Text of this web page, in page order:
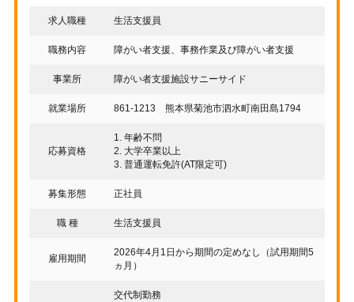
求人職種 生活支援員
職務内容 障がい者支援、事務作業及び障がい者支援
事業所 障がい者支援施設サニーサイド
就業場所 861-1213 熊本県菊池市泗水町南田島1794
応募資格
1. 年齢不問
2. 大学卒業以上
3. 普通運転免許(AT限定可)
募集形態 正社員
職 種 生活支援員
雇用期間
2026年4月1日から期間の定めなし（試用期間5
ヵ月）
交代制勤務